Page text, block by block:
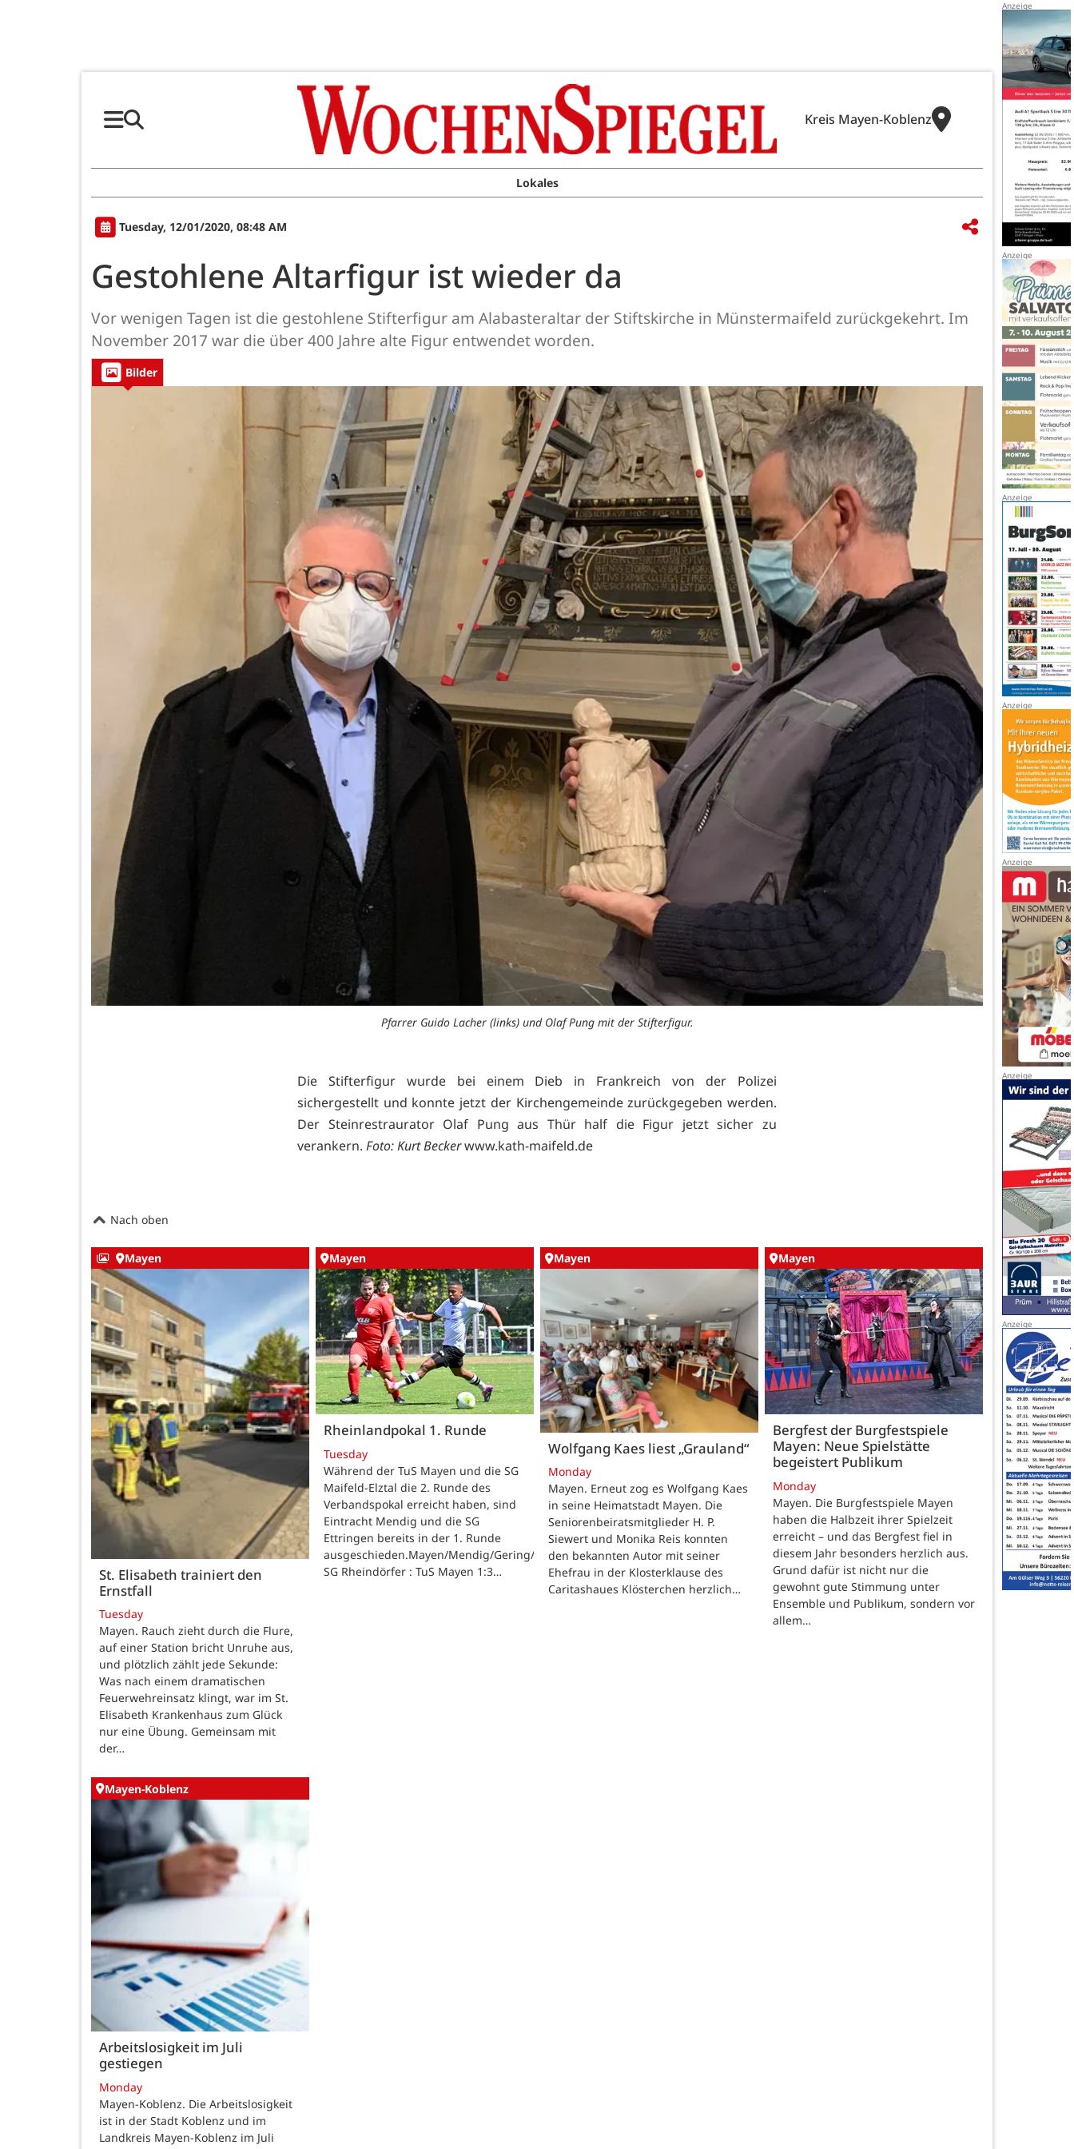
Kreis Mayen-Koblenz
Lokales
Tuesday, 12/01/2020, 08:48 AM
Gestohlene Altarfigur ist wieder da
Vor wenigen Tagen ist die gestohlene Stifterfigur am Alabasteraltar der Stiftskirche in Münstermaifeld zurückgekehrt. Im
November 2017 war die über 400 Jahre alte Figur entwendet worden.
Bilder
Pfarrer Guido Lacher (links) und Olaf Pung mit der Stifterfigur.
Die Stifterfigur wurde bei einem Dieb in Frankreich von der Polizei
sichergestellt und konnte jetzt der Kirchengemeinde zurückgegeben werden.
Der Steinrestraurator Olaf Pung aus Thür half die Figur jetzt sicher zu
verankern. Foto: Kurt Beckerwww.kath-maifeld.de
Nach oben
Mayen
St. Elisabeth trainiert den
Ernstfall
Tuesday
Mayen. Rauch zieht durch die Flure,
auf einer Station bricht Unruhe aus,
und plötzlich zählt jede Sekunde:
Was nach einem dramatischen
Feuerwehreinsatz klingt, war im St.
Elisabeth Krankenhaus zum Glück
nur eine Übung. Gemeinsam mit
der…
Mayen
Rheinlandpokal 1. Runde
Tuesday
Während der TuS Mayen und die SG
Maifeld-Elztal die 2. Runde des
Verbandspokal erreicht haben, sind
Eintracht Mendig und die SG
Ettringen bereits in der 1. Runde
ausgeschieden.Mayen/Mendig/Gering/Ettringen.
SG Rheindörfer : TuS Mayen 1:3…
Mayen
Wolfgang Kaes liest „Grauland“
Monday
Mayen. Erneut zog es Wolfgang Kaes
in seine Heimatstadt Mayen. Die
Seniorenbeiratsmitglieder H. P.
Siewert und Monika Reis konnten
den bekannten Autor mit seiner
Ehefrau in der Klosterklause des
Caritashaues Klösterchen herzlich…
Mayen
Bergfest der Burgfestspiele
Mayen: Neue Spielstätte
begeistert Publikum
Monday
Mayen. Die Burgfestspiele Mayen
haben die Halbzeit ihrer Spielzeit
erreicht – und das Bergfest fiel in
diesem Jahr besonders herzlich aus.
Grund dafür ist nicht nur die
gewohnt gute Stimmung unter
Ensemble und Publikum, sondern vor
allem…
Mayen-Koblenz
Arbeitslosigkeit im Juli
gestiegen
Monday
Mayen-Koblenz. Die Arbeitslosigkeit
ist in der Stadt Koblenz und im
Landkreis Mayen-Koblenz im Juli